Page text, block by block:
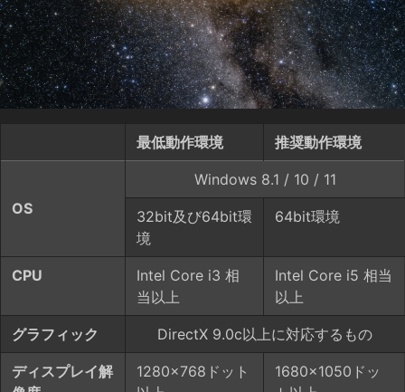
最低動作環境 推奨動作環境
OS
Windows 8.1 / 10 / 11
32bit及び64bit環
境
64bit環境
CPU
Intel Core i3 相
当以上
Intel Core i5 相当
以上
グラフィック DirectX 9.0c以上に対応するもの
ディスプレイ解
1280×768ドット
1680×1050ドッ